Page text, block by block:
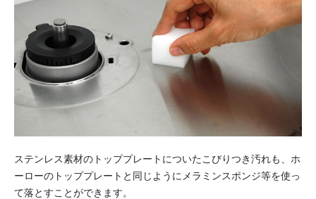
ステンレス素材のトッププレートについたこびりつき汚れも、ホ
ーローのトッププレートと同じようにメラミンスポンジ等を使っ
て落とすことができます。